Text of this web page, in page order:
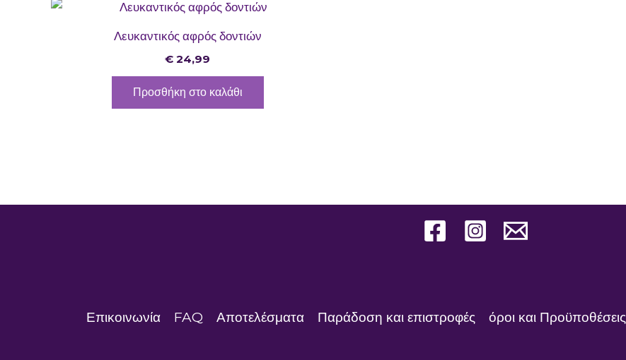
Λευκαντικός αφρός δοντιών
€ 24,99
Προσθήκη στο καλάθι
Επικοινωνία FAQ Αποτελέσματα Παράδοση και επιστροφές όροι και Προϋποθέσεις